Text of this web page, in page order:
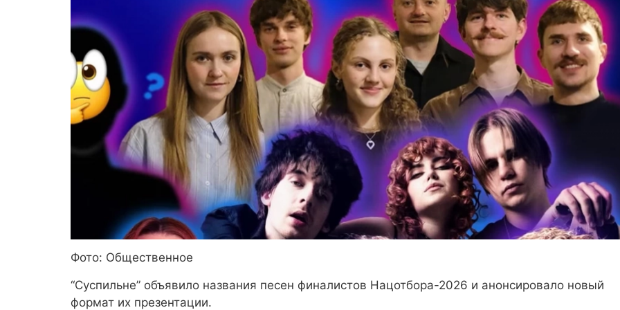
Фото: Общественное
“Суспильне” объявило названия песен финалистов Нацотбора-2026 и анонсировало новый
формат их презентации.